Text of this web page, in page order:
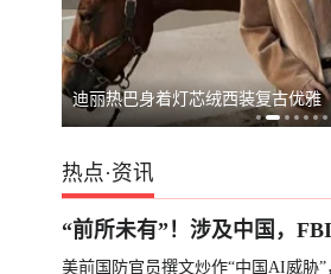
迪丽热巴身着灯芯绒西装复古优雅
热点 ·资讯
“前所未有”！涉及中国，
美前国防官员撰文炒作“中国AI威胁